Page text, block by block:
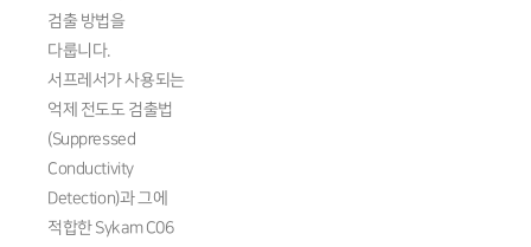
검출 방법을
다룹니다.
서프레서가 사용되는
억제 전도도 검출법
(Suppressed
Conductivity
Detection)과 그에
적합한 Sykam C06